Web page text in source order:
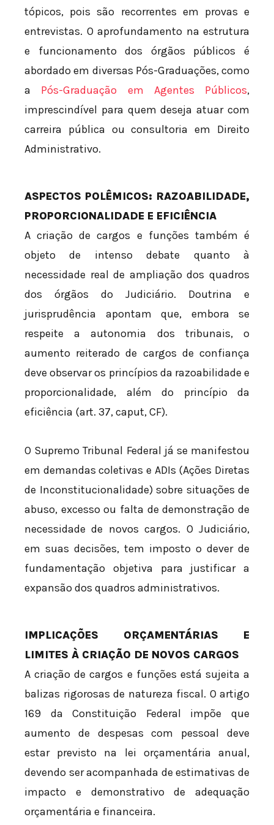
tópicos, pois são recorrentes em provas e
entrevistas. O aprofundamento na estrutura
e funcionamento dos órgãos públicos é
abordado em diversas Pós-Graduações, como
a Pós-Graduação em Agentes Públicos,
imprescindível para quem deseja atuar com
carreira pública ou consultoria em Direito
Administrativo.
ASPECTOS POLÊMICOS: RAZOABILIDADE,
PROPORCIONALIDADE E EFICIÊNCIA
A criação de cargos e funções também é
objeto de intenso debate quanto à
necessidade real de ampliação dos quadros
dos órgãos do Judiciário. Doutrina e
jurisprudência apontam que, embora se
respeite a autonomia dos tribunais, o
aumento reiterado de cargos de confiança
deve observar os princípios da razoabilidade e
proporcionalidade, além do princípio da
eficiência (art. 37, caput, CF).
O Supremo Tribunal Federal já se manifestou
em demandas coletivas e ADIs (Ações Diretas
de Inconstitucionalidade) sobre situações de
abuso, excesso ou falta de demonstração de
necessidade de novos cargos. O Judiciário,
em suas decisões, tem imposto o dever de
fundamentação objetiva para justificar a
expansão dos quadros administrativos.
IMPLICAÇÕES ORÇAMENTÁRIAS E
LIMITES À CRIAÇÃO DE NOVOS CARGOS
A criação de cargos e funções está sujeita a
balizas rigorosas de natureza fiscal. O artigo
169 da Constituição Federal impõe que
aumento de despesas com pessoal deve
estar previsto na lei orçamentária anual,
devendo ser acompanhada de estimativas de
impacto e demonstrativo de adequação
orçamentária e financeira.